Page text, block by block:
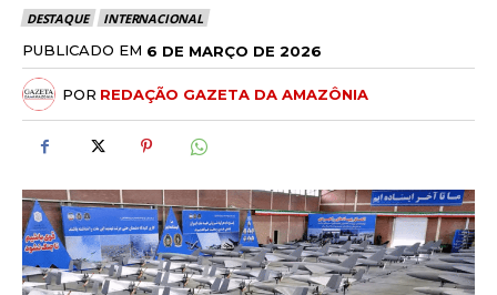
DESTAQUE INTERNACIONAL
PUBLICADO EM 6 DE MARÇO DE 2026
POR REDAÇÃO GAZETA DA AMAZÔNIA